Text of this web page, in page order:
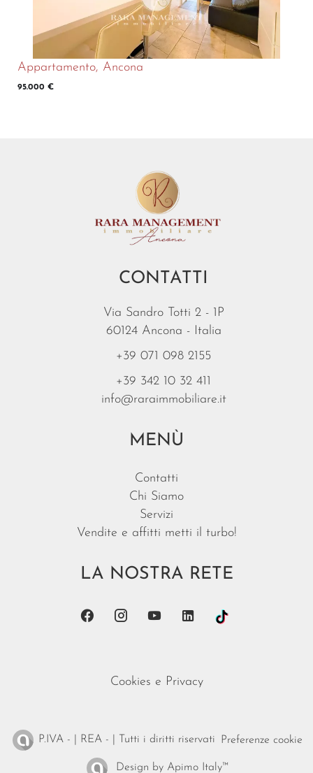
Appartamento, Ancona
95.000 €
CONTATTI
Via Sandro Totti 2 - 1P
60124 Ancona - Italia
+39 071 098 2155
+39 342 10 32 411
info@raraimmobiliare.it
MENÙ
Contatti
Chi Siamo
Servizi
Vendite e affitti metti il turbo!
LA NOSTRA RETE
Cookies e Privacy
P.IVA - | REA - | Tutti i diritti riservati Preferenze cookie
Design by Apimo Italy™